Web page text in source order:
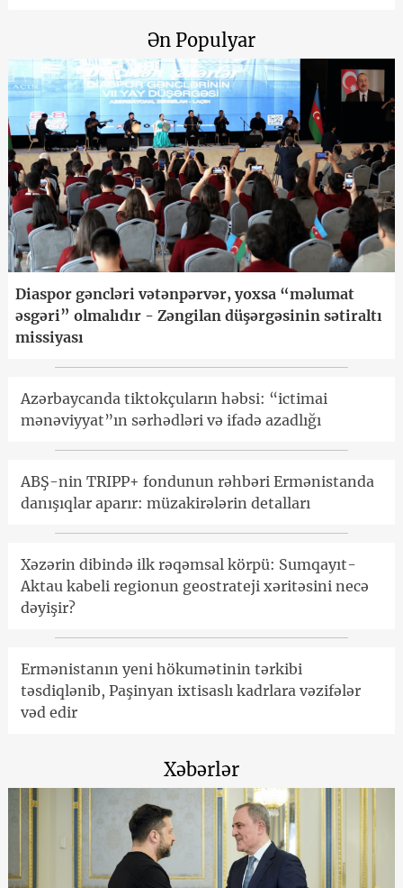
Ən Populyar
Diaspor gəncləri vətənpərvər, yoxsa “məlumat
əsgəri” olmalıdır - Zəngilan düşərgəsinin sətiraltı
missiyası
Azərbaycanda tiktokçuların həbsi: “ictimai
mənəviyyat”ın sərhədləri və ifadə azadlığı
ABŞ-nin TRIPP+ fondunun rəhbəri Ermənistanda
danışıqlar aparır: müzakirələrin detalları
Xəzərin dibində ilk rəqəmsal körpü: Sumqayıt-
Aktau kabeli regionun geostrateji xəritəsini necə
dəyişir?
Ermənistanın yeni hökumətinin tərkibi
təsdiqlənib, Paşinyan ixtisaslı kadrlara vəzifələr
vəd edir
Xəbərlər